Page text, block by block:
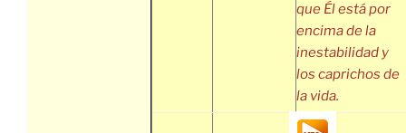
que Él está por
encima de la
inestabilidad y
los caprichos de
la vida.